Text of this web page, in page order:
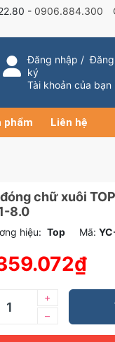
- 0906.884.300
Đăng nhập /Đăng
ký
Tài khoản của bạn
phẩm Liên hệ
chữ xuôi
8.0
hiệu: Top Mã:
–
+